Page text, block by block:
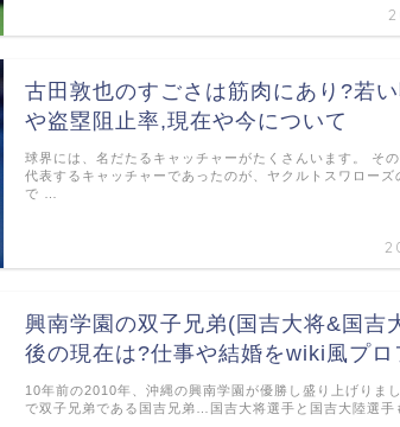
古田敦也のすごさは筋肉にあり?若
や盗塁阻止率,現在や今について
球界には、名だたるキャッチャーがたくさんいます。 そ
代表するキャッチャーであったのが、ヤクルトスワローズ
で …
興南学園の双子兄弟(国吉大将&国吉
後の現在は?仕事や結婚をwiki風プロ
10年前の2010年、沖縄の興南学園が優勝し盛り上げりま
で双子兄弟である国吉兄弟…国吉大将選手と国吉大陸選